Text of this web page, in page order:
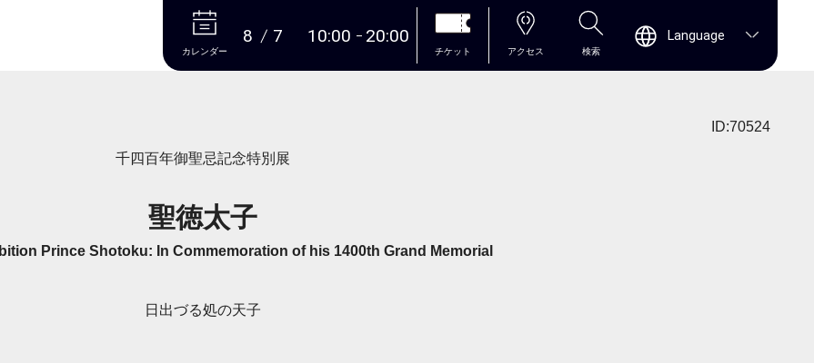
本文へ
カレンダー
8 7 10:00 20:00
チケット アクセス 検索
Language
ID:70524
千四百年御聖忌記念特別展
聖徳太子
Prince Shotoku: In Commemoration of his 1400th Grand Memorial
日出づる処の天子